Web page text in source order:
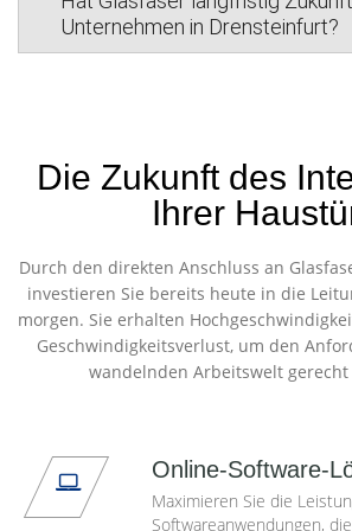
Unternehmen in Drensteinfurt?
Die Zukunft des
Ihrer
Durch den direkten Anschluss an
investieren Sie bereits heute in die
morgen. Sie erhalten
Geschwindigkeitsverlust, um den
wandelnden Arbeitswelt
Online-Software-
Maximieren Sie die
Softwareanwendungen,